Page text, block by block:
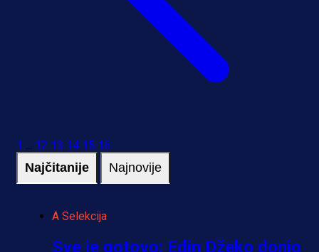
1 ... 12 13 14 15 16
Najčitanije Najnovije
A Selekcija
Sve je gotovo: Edin Džeko donio